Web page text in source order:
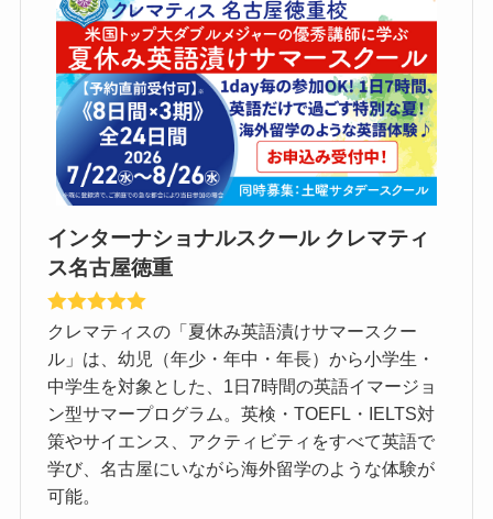
インターナショナルスクール クレマティ
ス名古屋徳重
クレマティスの「夏休み英語漬けサマースクー
ル」は、幼児（年少・年中・年長）から小学生・
中学生を対象とした、1日7時間の英語イマージョ
ン型サマープログラム。英検・TOEFL・IELTS対
策やサイエンス、アクティビティをすべて英語で
学び、名古屋にいながら海外留学のような体験が
可能。